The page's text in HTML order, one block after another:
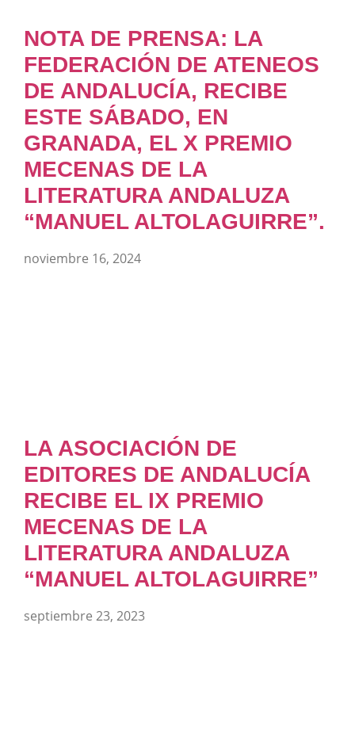
NOTA DE PRENSA: LA
FEDERACIÓN DE ATENEOS
DE ANDALUCÍA, RECIBE
ESTE SÁBADO, EN
GRANADA, EL X PREMIO
MECENAS DE LA
LITERATURA ANDALUZA
“MANUEL ALTOLAGUIRRE”.
noviembre 16, 2024
LA ASOCIACIÓN DE
EDITORES DE ANDALUCÍA
RECIBE EL IX PREMIO
MECENAS DE LA
LITERATURA ANDALUZA
“MANUEL ALTOLAGUIRRE”
septiembre 23, 2023